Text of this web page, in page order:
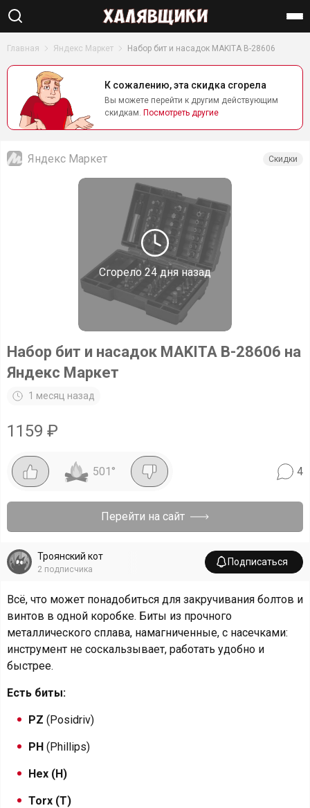
Найти
Главная Яндекс Маркет Набор бит и насадок MAKITA B-28606
К сожалению, эта скидка сгорела
Вы можете перейти к другим действующим
скидкам. Посмотреть другие
Сгорело24 дня назад
Яндекс Маркет Скидки
Набор бит и насадок MAKITA B-28606 на
Яндекс Маркет
1 месяц назад
1159 ₽
501 ° 4
Перейти на сайт
Троянский кот
2 подписчика
Подписаться
Всё, что может понадобиться для закручивания болтов и
винтов в одной коробке. Биты из прочного
металлического сплава, намагниченные, с насечками:
инструмент не соскальзывает, работать удобно и
быстрее.
Есть биты:
PZ (Posidriv)
PH (Phillips)
Hex (H)
Torx (T)